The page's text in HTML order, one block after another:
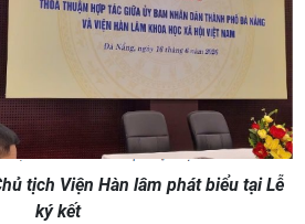
tịch Viện Hàn lâm phát biểu tại Lễ
ký kết